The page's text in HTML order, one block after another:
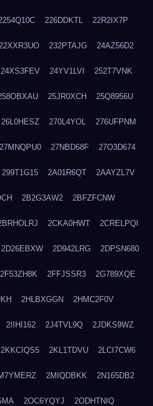
226DDKTL 22R2IX7P
22XXR3UO 232PTAJG 24AZ56D2
24XS3FEV 24YV1LVI 252T7VNK
25JR0XCH 25Q8956U
26L0HESZ 270L4YOL 276UFPNM
27MNQPU0 27NBD68F 27O3D674
299T1G15 2A01R6QT 2AAYZL7V
2B2G3AW2 2BFZFCNW
2CKA0HWT 2CRELPQI
2D26EBXW 2D942LRG 2DPSN680
2F53ZH8K 2FFJSSR3 2G789XQE
2HLBXGGN 2HMC2F0V
2IIHI162 2J4TVL9Q 2JDKS9WZ
2KKCIQS5 2KL1TDVU 2LCI7CW6
2MIQDBKK 2N165DB2
2OC6YQYJ 2ODHTNIQ